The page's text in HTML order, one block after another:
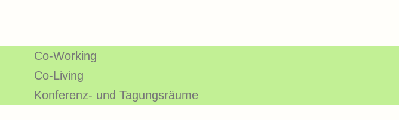
Co-Working
Co-Living
Konferenz- und Tagungsräume